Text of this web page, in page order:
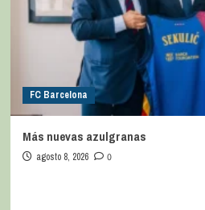
FC Barcelona
Más nuevas azulgranas
agosto 8, 2026 0